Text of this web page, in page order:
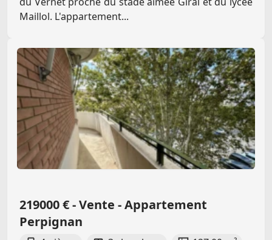
Maillol. L'appartement...
219000 € - Vente - Appartement
Perpignan